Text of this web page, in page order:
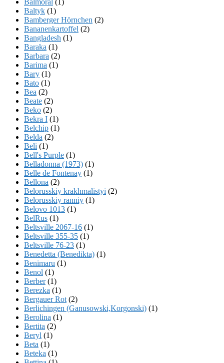
Baltyk (1)
Bamberger Hörnchen (2)
Bananenkartoffel (2)
Bangladesh (1)
Baraka (1)
Barbara (2)
Barima (1)
Bary (1)
Bato (1)
Bea (2)
Beate (2)
Beko (2)
Bekra I (1)
Belchip (1)
Belda (2)
Beli (1)
Bell's Purple (1)
Belladonna (1973) (1)
Belle de Fontenay (1)
Bellona (2)
Belorusskiy krakhmalistyi (2)
Belorusskiy ranniy (1)
Belovo 1013 (1)
BelRus (1)
Beltsville 2067-16 (1)
Beltsville 355-35 (1)
Beltsville 76-23 (1)
Benedetta (Benedikta) (1)
Benimaru (1)
Benol (1)
Berber(1)
Berezka (1)
Bergauer Rot (2)
Berlichingen (Ganusowski,Korgonski) (1)
Berolina (1)
Bertita (2)
Beryl (1)
Beta (1)
Beteka (1)